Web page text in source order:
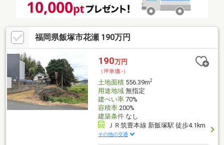
福岡県飯塚市花瀬 190万円
190万円
（坪単価:-）
土地面積556.39m2
用途地域無指定
建ぺい率70%
容積率200%
建築条件なし
ＪＲ筑豊本線 新飯塚駅 徒歩4.1km
その他の交通